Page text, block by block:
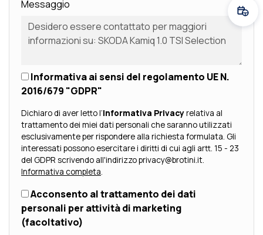
Messaggio
Informativa ai sensi del regolamento UE N.
2016/679 "GDPR"
Dichiaro di aver letto l’Informativa Privacyrelativa al
trattamento dei miei dati personali che saranno utilizzati
esclusivamente per rispondere alla richiesta formulata. Gli
interessati possono esercitare i diritti di cui agli artt. 15 - 23
del GDPR scrivendo all'indirizzo privacy@brotini.it.
Informativa completa.
Acconsento al trattamento dei dati
personali per attività di marketing
(facoltativo)